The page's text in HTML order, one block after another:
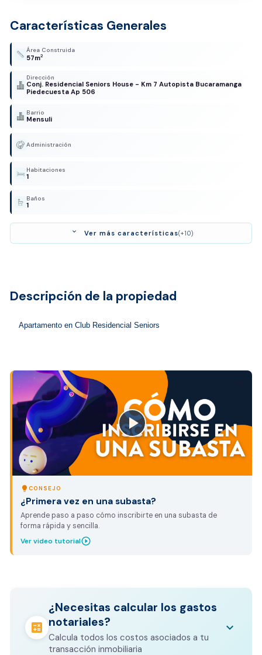
Características Generales
Área Construida
57m2
Dirección
Conj. Residencial Seniors House - Km 7 Autopista Bucaramanga
Piedecuesta Ap 506
Barrio
Mensuli
Administración
Habitaciones
1
Baños
1
expand_more Ver más características(+10)
Descripción de la propiedad
Apartamento en Club Residencial Seniors
lightbulb CONSEJO
¿Primera vez en una subasta?
Aprende paso a paso cómo inscribirte en una subasta de
forma rápida y sencilla.
Ver video tutorialplay_circle_outline
calculate
¿Necesitas calcular los gastos
notariales?
Calcula todos los costos asociados a tu
transacción inmobiliaria
keyboard_arrow_down